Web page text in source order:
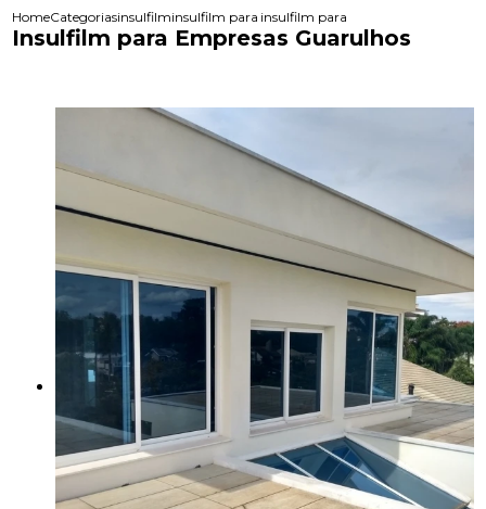
HomeCategoriasinsulfilminsulfilm para escritorioinsulfilm para empresas guarulhos
Insulfilm para Empresas Guarulhos